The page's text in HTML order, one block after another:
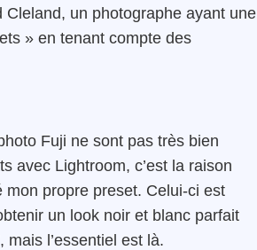
un photographe ayant une
» en tenant compte des
Fuji ne sont pas très bien
avec Lightroom, c’est la raison
mon propre preset. Celui-ci est
un look noir et blanc parfait
mais l’essentiel est là.